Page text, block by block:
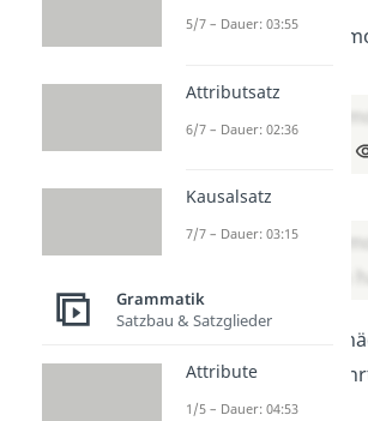
Sie (lesen) bis
„Sie wird bis
Futur 2:
„Sie wird bis
Buch gelesen
Wir (machen)
eine
Futur 1:
5/7 – Dauer: 03:55
Attributsatz
6/7 – Dauer: 02:36
Kausalsatz
7/7 – Dauer: 03:15
Grammatik
Satzbau & Satzglieder
Attribute
1/5 – Dauer: 04:53